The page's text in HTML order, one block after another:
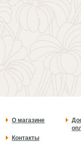
О магазине
Контакты